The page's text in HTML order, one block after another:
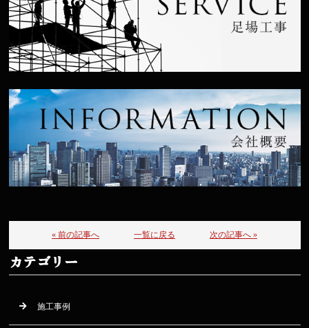
« 前の記事へ 一覧に戻る 次の記事へ »
カテゴリー
施工事例